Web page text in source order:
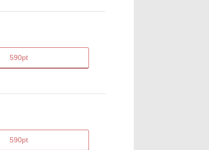
590pt
590pt